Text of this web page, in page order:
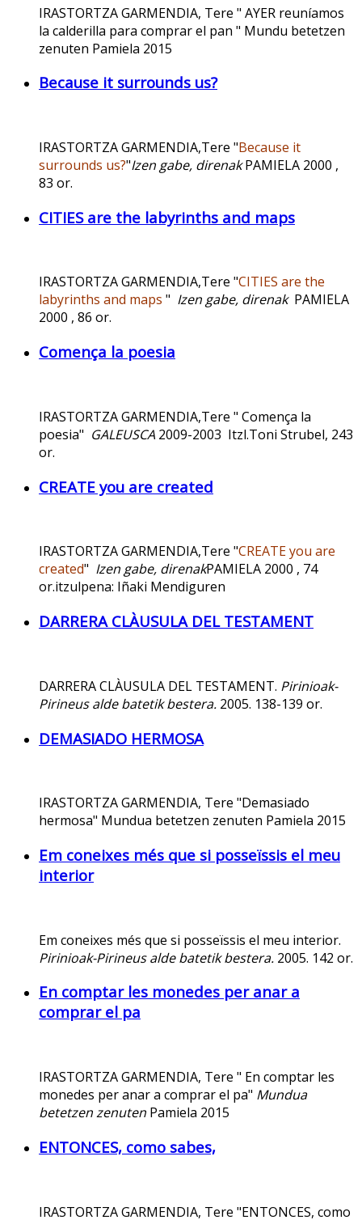
IRASTORTZA GARMENDIA, Tere " AYER reuníamos
la calderilla para comprar el pan " Mundu betetzen
zenuten Pamiela 2015
Because it surrounds us?
IRASTORTZA GARMENDIA,Tere "Because it
surrounds us?"Izen gabe, direnakPAMIELA 2000 ,
83 or.
CITIES are the labyrinths and maps
IRASTORTZA GARMENDIA,Tere "CITIES are the
labyrinths and maps " Izen gabe, direnak PAMIELA
2000 , 86 or.
Comença la poesia
IRASTORTZA GARMENDIA,Tere " Comença la
poesia" GALEUSCA 2009-2003 Itzl.Toni Strubel, 243
or.
CREATE you are created
IRASTORTZA GARMENDIA,Tere "CREATE you are
created" Izen gabe, direnakPAMIELA 2000 , 74
or.itzulpena: Iñaki Mendiguren
DARRERA CLÀUSULA DEL TESTAMENT
DARRERA CLÀUSULA DEL TESTAMENT. Pirinioak-
Pirineus alde batetik bestera. 2005. 138-139 or.
DEMASIADO HERMOSA
IRASTORTZA GARMENDIA, Tere "Demasiado
hermosa" Mundua betetzen zenuten Pamiela 2015
Em coneixes més que si posseïssis el meu
interior
Em coneixes més que si posseïssis el meu interior.
Pirinioak-Pirineus alde batetik bestera. 2005. 142 or.
En comptar les monedes per anar a
comprar el pa
IRASTORTZA GARMENDIA, Tere " En comptar les
monedes per anar a comprar el pa" Mundua
betetzen zenuten Pamiela 2015
ENTONCES, como sabes,
IRASTORTZA GARMENDIA, Tere "ENTONCES, como